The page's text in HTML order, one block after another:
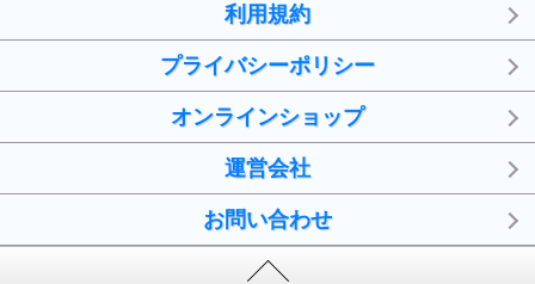
利用規約
プライバシーポリシー
オンラインショップ
運営会社
お問い合わせ